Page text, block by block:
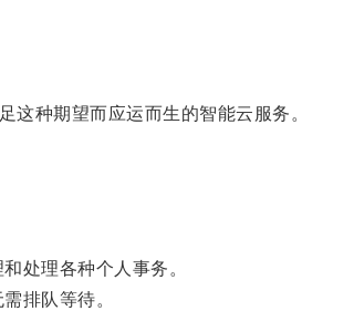
种期望而应运而生的智能云服务。
处理各种个人事务。
排队等待。